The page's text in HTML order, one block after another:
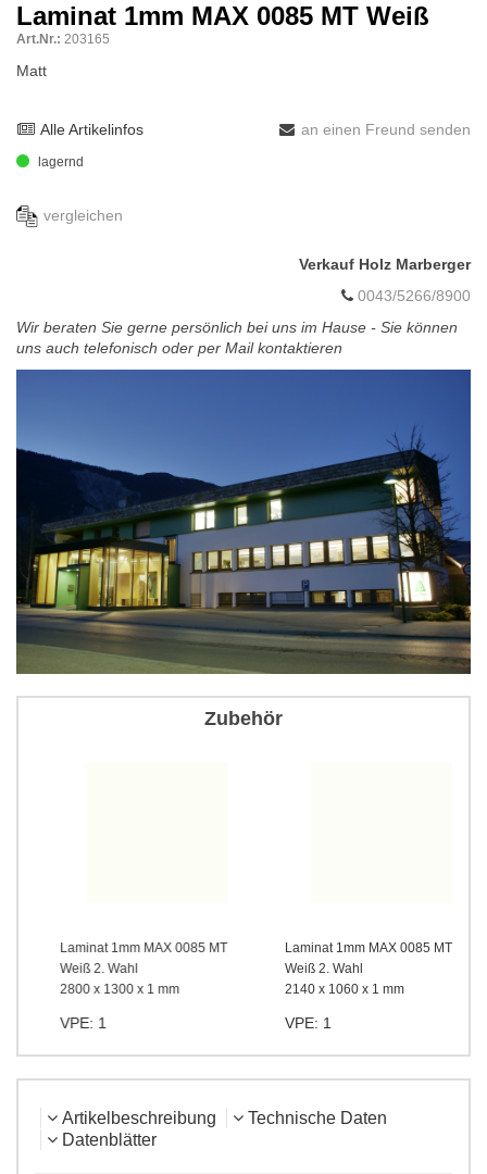
Laminat 1mm MAX 0085 MT Weiß
Art.Nr.: 203165
Matt
Alle Artikelinfos an einen Freund senden
lagernd
vergleichen
Verkauf Holz Marberger
0043/5266/8900
Wir beraten Sie gerne persönlich bei uns im Hause - Sie können
uns auch telefonisch oder per Mail kontaktieren
Zubehör
Laminat 1mm MAX 0085 MT
Weiß 2. Wahl
2800 x 1300 x 1 mm
VPE: 1
Laminat 1mm MAX 0085 MT
Weiß 2. Wahl
2140 x 1060 x 1 mm
VPE: 1
Artikelbeschreibung
Technische Daten
Datenblätter